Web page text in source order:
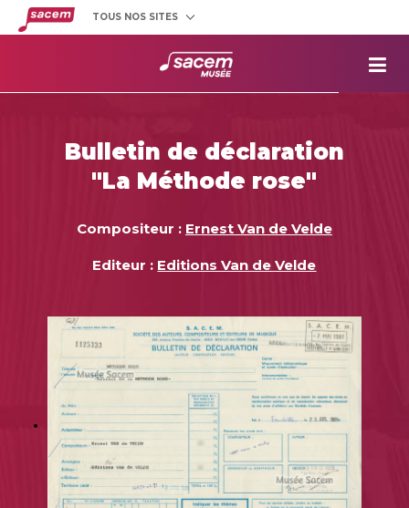
TOUS NOS SITES
Bulletin de déclaration
"La Méthode rose"
Compositeur : Ernest Van de Velde
Editeur : Editions Van de Velde